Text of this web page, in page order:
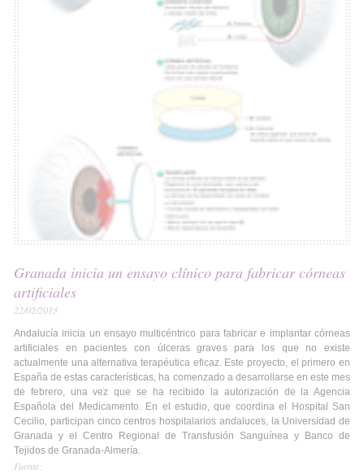
Granada inicia un ensayo clínico para fabricar córneas
artificiales
22/02/2013
Andalucía inicia un ensayo multicéntrico para fabricar e implantar córneas
artificiales en pacientes con úlceras graves para los que no existe
actualmente una alternativa terapéutica eficaz. Este proyecto, el primero en
España de estas características, ha comenzado a desarrollarse en este mes
de febrero, una vez que se ha recibido la autorización de la Agencia
Española del Medicamento. En el estudio, que coordina el Hospital San
Cecilio, participan cinco centros hospitalarios andaluces, la Universidad de
Granada y el Centro Regional de Transfusión Sanguínea y Banco de
Tejidos de Granada-Almería.
Fuente: